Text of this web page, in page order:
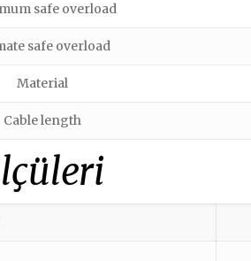
safe overload
safe overload
Material
Cable length